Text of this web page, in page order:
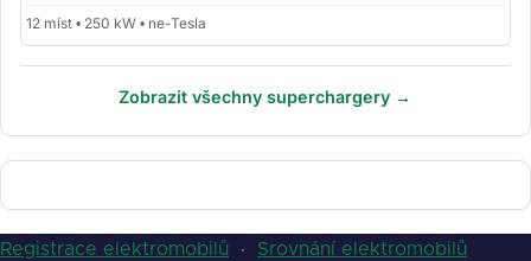
12 míst • 250 kW • ne-Tesla
Zobrazit všechny superchargery →
Registrace elektromobilů · Srovnání elektromobilů